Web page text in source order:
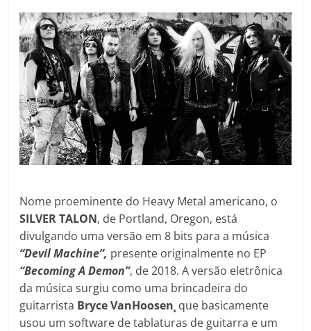
Nome proeminente do Heavy Metal americano, o
SILVER TALON, de Portland, Oregon, está
divulgando uma versão em 8 bits para a música
“Devil Machine”, presente originalmente no EP
“Becoming A Demon”, de 2018. A versão eletrônica
da música surgiu como uma brincadeira do
guitarrista Bryce VanHoosen¸ que basicamente
usou um software de tablaturas de guitarra e um